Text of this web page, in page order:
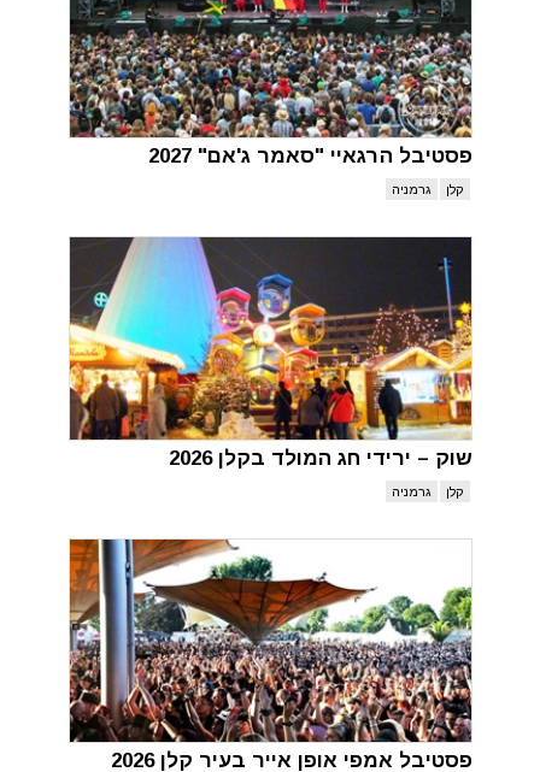
פסטיבל הרגאיי "סאמר ג'אם" 2027
קלן גרמניה
שוק – ירידי חג המולד בקלן 2026
קלן גרמניה
פסטיבל אמפי אופן אייר בעיר קלן 2026